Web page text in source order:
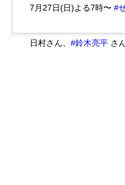
7月27日(日)よる7時〜 #
日村さん、 #鈴木亮平 さ